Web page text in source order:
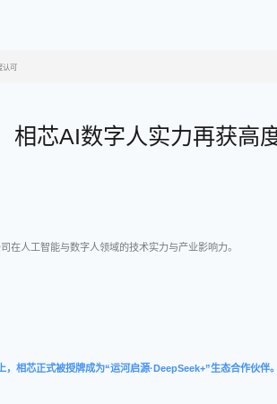
认可
相芯AI数字人实力再获高
在人工智能与数字人领域的技术实力与产业影响力。
，相芯正式被授牌成为“运河启源·DeepSeek+”生态合作伙伴